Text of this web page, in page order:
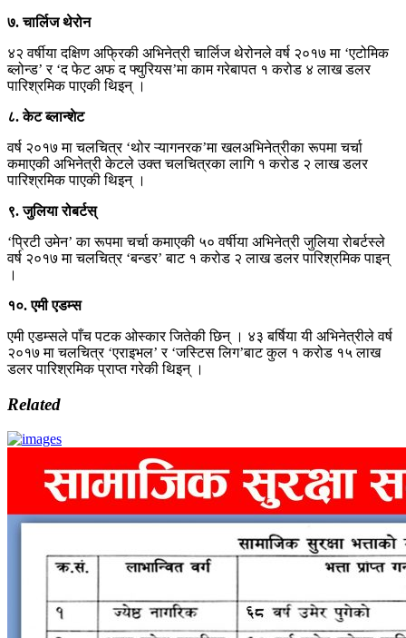
७. चार्लिज थेरोन
४२ वर्षीया दक्षिण अफ्रिकी अभिनेत्री चार्लिज थेरोनले वर्ष २०१७ मा ‘एटोमिक
ब्लोन्ड’ र ‘द फेट अफ द फ्युरियस’मा काम गरेबापत १ करोड ४ लाख डलर
पारिश्रमिक पाएकी थिइन् ।
८. केट ब्लान्शेट
वर्ष २०१७ मा चलचित्र ‘थोर ऱ्यागनरक’मा खलअभिनेत्रीका रूपमा चर्चा
कमाएकी अभिनेत्री केटले उक्त चलचित्रका लागि १ करोड २ लाख डलर
पारिश्रमिक पाएकी थिइन् ।
९. जुलिया रोबर्टस्
‘प्रिटी उमेन’ का रूपमा चर्चा कमाएकी ५० वर्षीया अभिनेत्री जुलिया रोबर्टस्ले
वर्ष २०१७ मा चलचित्र ‘बन्डर’ बाट १ करोड २ लाख डलर पारिश्रमिक पाइन्
।
१०. एमी एडम्स
एमी एडम्सले पाँच पटक ओस्कार जितेकी छिन् । ४३ बर्षिया यी अभिनेत्रीले वर्ष
२०१७ मा चलचित्र ‘एराइभल’ र ‘जस्टिस लिग’बाट कुल १ करोड १५ लाख
डलर पारिश्रमिक प्राप्त गरेकी थिइन् ।
Related